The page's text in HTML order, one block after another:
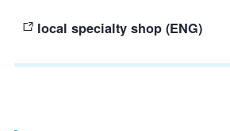
local specialty shop (ENG)